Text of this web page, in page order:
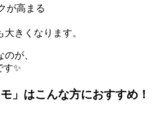
が高まる
きくなります。
が、
す✨
」はこんな方におすすめ！